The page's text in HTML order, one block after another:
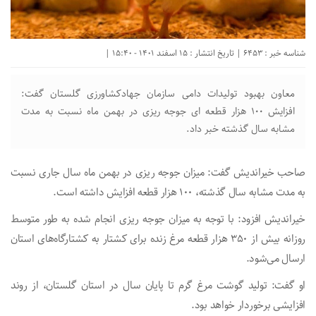
شناسه خبر : 6453 | تاریخ انتشار : 15 اسفند 1401 - 15:40 |
معاون بهبود تولیدات دامی سازمان‌ جهادکشاورزی گلستان گفت:
افزایش ۱۰۰ هزار قطعه ای جوجه ریزی در بهمن ماه نسبت به مدت
مشابه سال گذشته خبر داد.
صاحب خیراندیش گفت: میزان جوجه ریزی در بهمن ماه سال جاری نسبت
به مدت مشابه سال گذشته، ۱۰۰ هزار قطعه افزایش داشته است.
خیراندیش افزود: با توجه به میزان جوجه ریزی انجام شده به طور متوسط
روزانه بیش از ۳۵۰ هزار قطعه مرغ زنده برای کشتار به کشتارگاه‌های استان
ارسال می‌شود.
او گفت: تولید گوشت مرغ گرم تا پایان سال در استان گلستان، از روند
افزایشی برخوردار خواهد بود.